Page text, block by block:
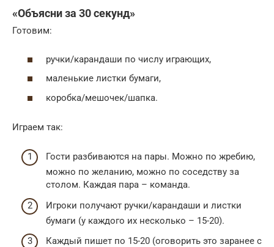
«Объясни за 30 секунд»
Готовим:
ручки/карандаши по числу играющих,
маленькие листки бумаги,
коробка/мешочек/шапка.
Играем так:
Гости разбиваются на пары. Можно по жребию,
можно по желанию, можно по соседству за
столом. Каждая пара – команда.
Игроки получают ручки/карандаши и листки
бумаги (у каждого их несколько – 15-20).
Каждый пишет по 15-20 (оговорить это заранее с